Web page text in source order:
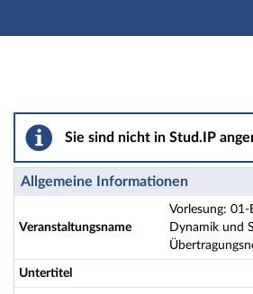
Hauptnavigation
Vorlesung: 01-ET-MA-
Sie sind nicht in Stud.IP
Allgemeine Informationen
Veranstaltungsname
Vorlesung:
Dynamik und
Untertitel